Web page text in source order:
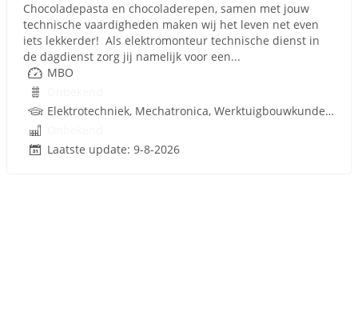
Chocoladepasta en chocoladerepen, samen met jouw
technische vaardigheden maken wij het leven net even
iets lekkerder! Als elektromonteur technische dienst in
de dagdienst zorg jij namelijk voor een...
MBO
Elektrotechniek, Mechatronica, Werktuigbouwkunde, Besturingstechniek, Techniek
Laatste update: 9-8-2026